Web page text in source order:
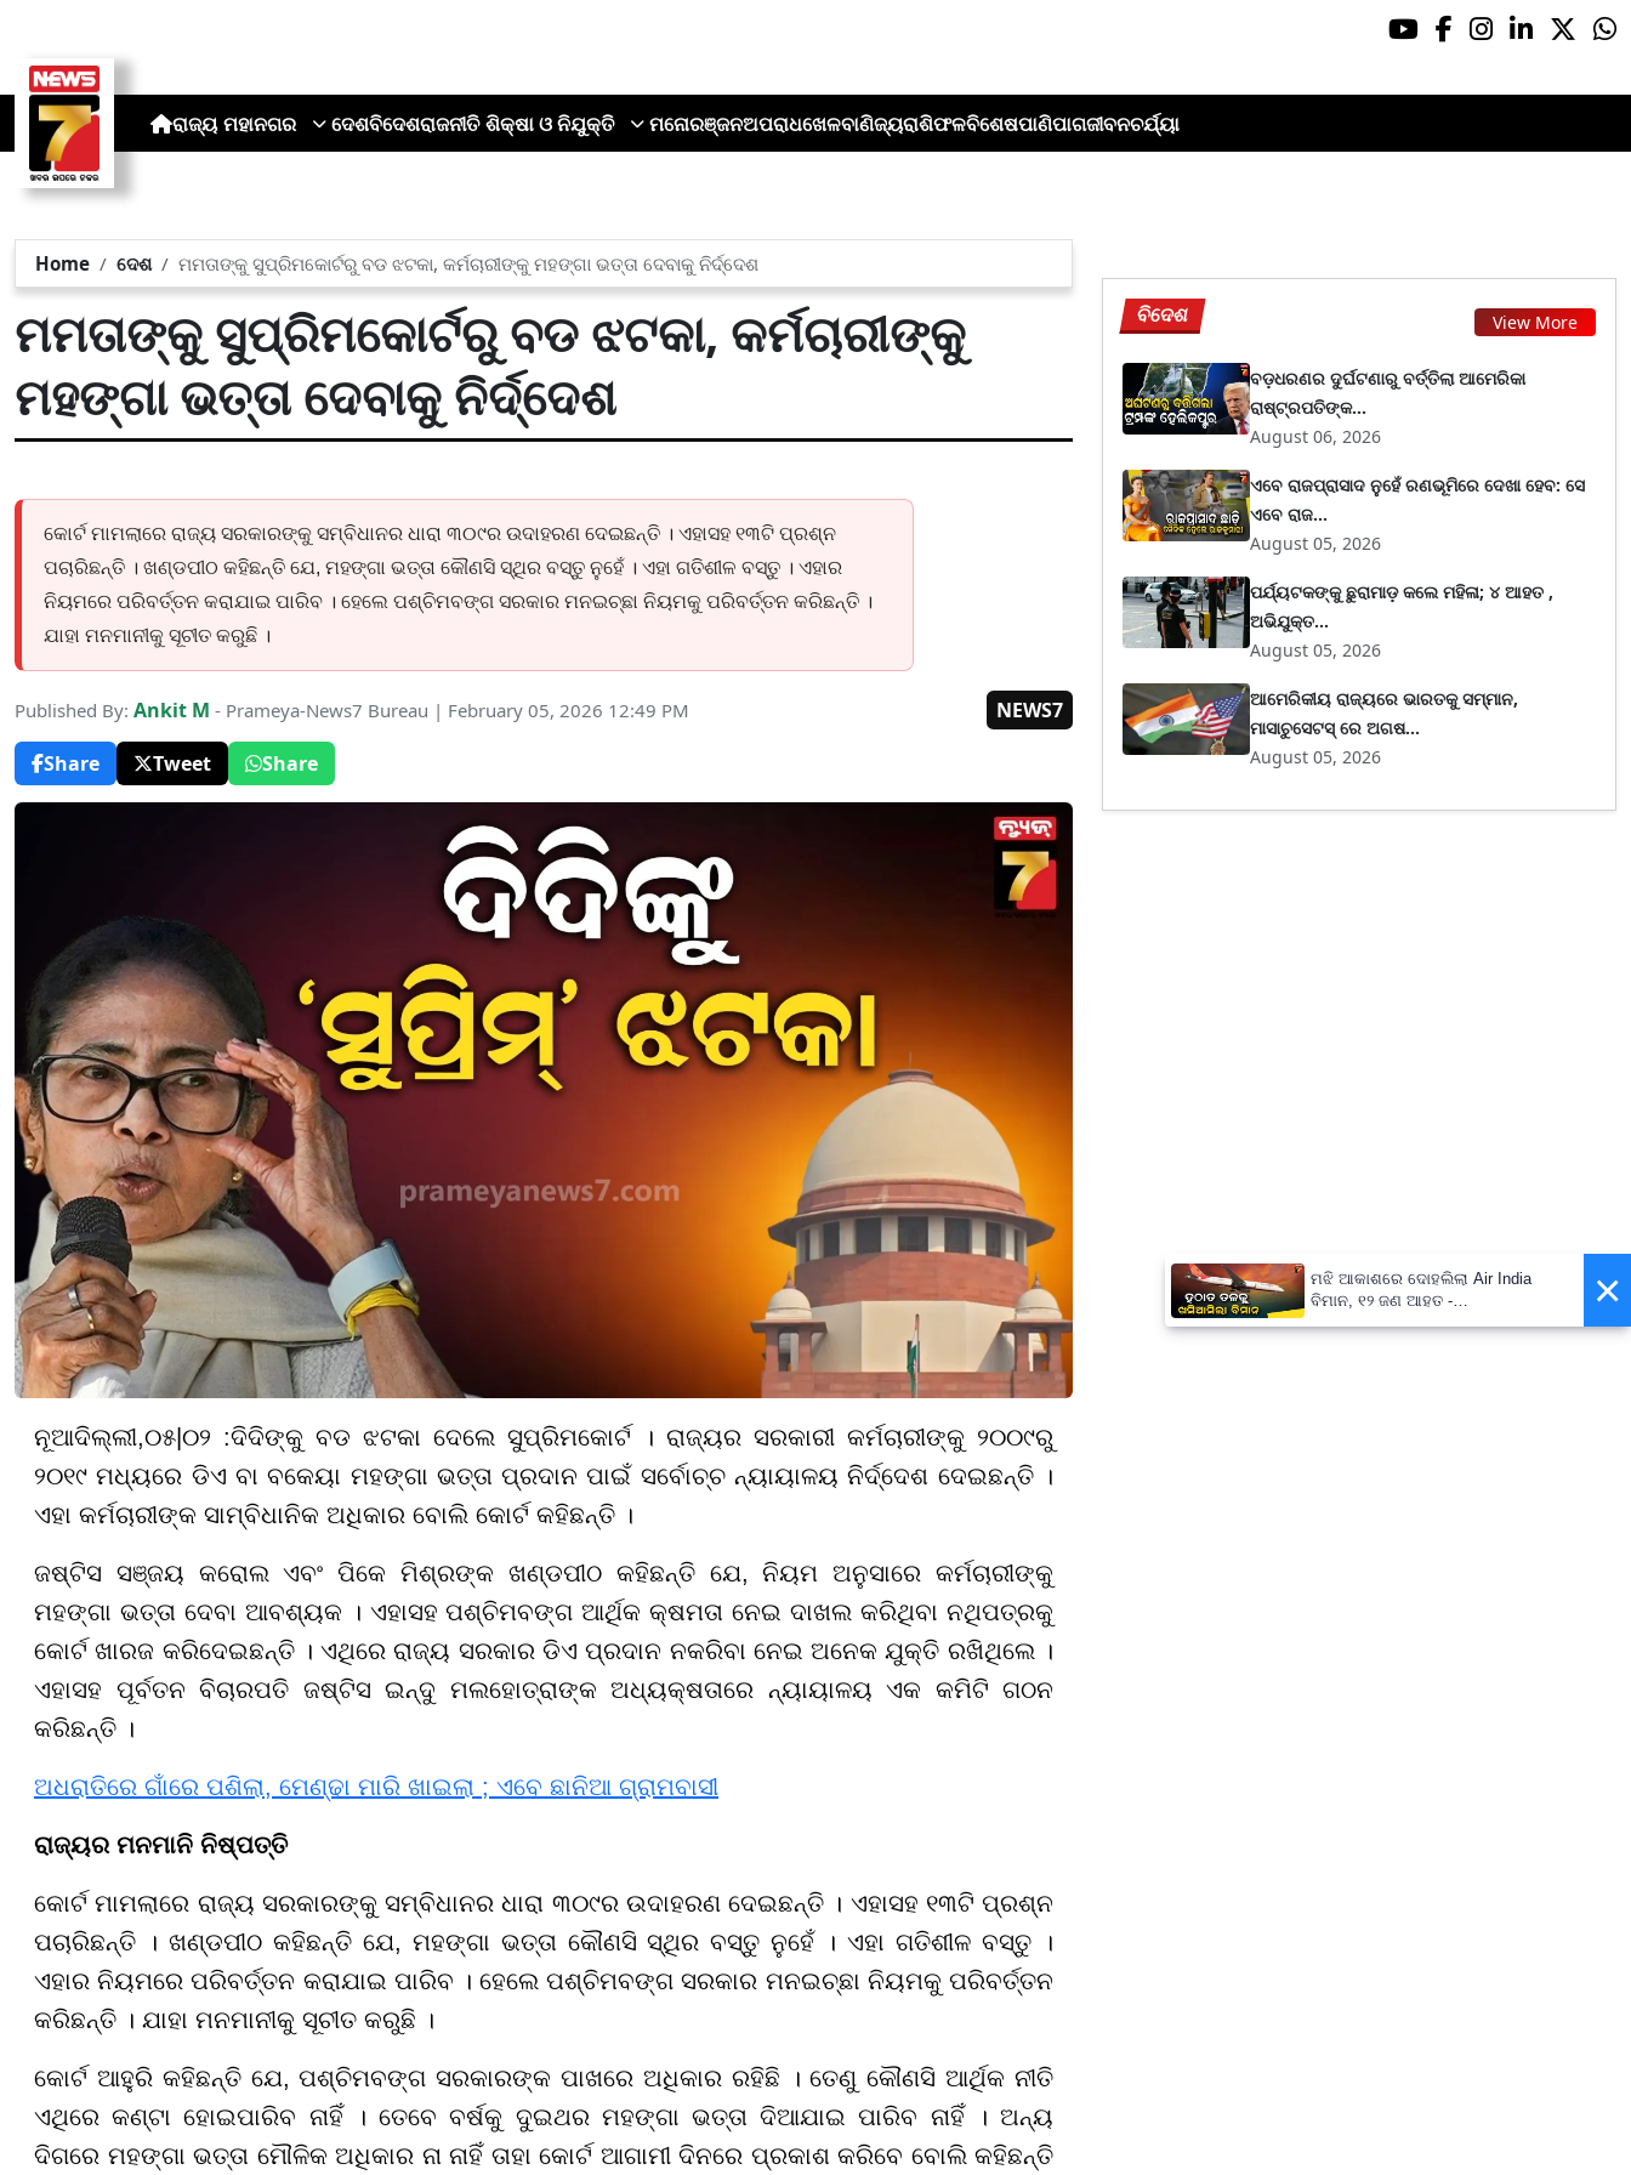
ରାଜ୍ୟ ମହାନଗର ଦେଶବିଦେଶରାଜନୀତି ଶିକ୍ଷା ଓ ନିଯୁକ୍ତି ମନୋରଞ୍ଜନଅପରାଧଖେଳବାଣିଜ୍ୟରାଶିଫଳବିଶେଷପାଣିପାଗଜୀବନଚର୍ଯ୍ୟା
Home ଦେଶ ମମତାଙ୍କୁ ସୁପ୍ରିମକୋର୍ଟରୁ ବଡ ଝଟକା, କର୍ମଚାରୀଙ୍କୁ ମହଙ୍ଗା ଭତ୍ତା ଦେବାକୁ ନିର୍ଦ୍ଦେଶ
ମମତାଙ୍କୁ ସୁପ୍ରିମକୋର୍ଟରୁ ବଡ ଝଟକା, କର୍ମଚାରୀଙ୍କୁ
ମହଙ୍ଗା ଭତ୍ତା ଦେବାକୁ ନିର୍ଦ୍ଦେଶ
କୋର୍ଟ ମାମଲାରେ ରାଜ୍ୟ ସରକାରଙ୍କୁ ସମ୍ବିଧାନର ଧାରା ୩୦୯ର ଉଦାହରଣ ଦେଇଛନ୍ତି । ଏହାସହ ୧୩ଟି ପ୍ରଶ୍ନ
ପଚାରିଛନ୍ତି । ଖଣ୍ଡପୀଠ କହିଛନ୍ତି ଯେ, ମହଙ୍ଗା ଭତ୍ତା କୌଣସି ସ୍ଥିର ବସ୍ତୁ ନୁହେଁ । ଏହା ଗତିଶୀଳ ବସ୍ତୁ । ଏହାର
ନିୟମରେ ପରିବର୍ତ୍ତନ କରାଯାଇ ପାରିବ । ହେଲେ ପଶ୍ଚିମବଙ୍ଗ ସରକାର ମନଇଚ୍ଛା ନିୟମକୁ ପରିବର୍ତ୍ତନ କରିଛନ୍ତି ।
ଯାହା ମନମାନୀକୁ ସୂଚୀତ କରୁଛି ।
Published By: Ankit M - Prameya-News7 Bureau | February 05, 2026 12:49 PM
NEWS7
Share
Tweet Share
ନୂଆଦିଲ୍ଲୀ,୦୫|୦୨ :ଦିଦିଙ୍କୁ ବଡ ଝଟକା ଦେଲେ ସୁପ୍ରିମକୋର୍ଟ । ରାଜ୍ୟର ସରକାରୀ କର୍ମଚାରୀଙ୍କୁ ୨୦୦୯ରୁ
୨୦୧୯ ମଧ୍ୟରେ ଡିଏ ବା ବକେୟା ମହଙ୍ଗା ଭତ୍ତା ପ୍ରଦାନ ପାଇଁ ସର୍ବୋଚ୍ଚ ନ୍ୟାୟାଳୟ ନିର୍ଦ୍ଦେଶ ଦେଇଛନ୍ତି ।
ଏହା କର୍ମଚାରୀଙ୍କ ସାମ୍ବିଧାନିକ ଅଧିକାର ବୋଲି କୋର୍ଟ କହିଛନ୍ତି ।
ଜଷ୍ଟିସ ସଞ୍ଜୟ କରୋଲ ଏବଂ ପିକେ ମିଶ୍ରଙ୍କ ଖଣ୍ଡପୀଠ କହିଛନ୍ତି ଯେ, ନିୟମ ଅନୁସାରେ କର୍ମଚାରୀଙ୍କୁ
ମହଙ୍ଗା ଭତ୍ତା ଦେବା ଆବଶ୍ୟକ । ଏହାସହ ପଶ୍ଚିମବଙ୍ଗ ଆର୍ଥିକ କ୍ଷମତା ନେଇ ଦାଖଲ କରିଥିବା ନଥିପତ୍ରକୁ
କୋର୍ଟ ଖାରଜ କରିଦେଇଛନ୍ତି । ଏଥିରେ ରାଜ୍ୟ ସରକାର ଡିଏ ପ୍ରଦାନ ନକରିବା ନେଇ ଅନେକ ଯୁକ୍ତି ରଖିଥିଲେ ।
ଏହାସହ ପୂର୍ବତନ ବିଚାରପତି ଜଷ୍ଟିସ ଇନ୍ଦୁ ମଲହୋତ୍ରାଙ୍କ ଅଧ୍ୟକ୍ଷତାରେ ନ୍ୟାୟାଳୟ ଏକ କମିଟି ଗଠନ
କରିଛନ୍ତି ।
ଅଧରାତିରେ ଗାଁରେ ପଶିଲା, ମେଣ୍ଢା ମାରି ଖାଇଲା ; ଏବେ ଛାନିଆ ଗ୍ରାମବାସୀ
ରାଜ୍ୟର ମନମାନି ନିଷ୍ପତ୍ତି
କୋର୍ଟ ମାମଲାରେ ରାଜ୍ୟ ସରକାରଙ୍କୁ ସମ୍ବିଧାନର ଧାରା ୩୦୯ର ଉଦାହରଣ ଦେଇଛନ୍ତି । ଏହାସହ ୧୩ଟି ପ୍ରଶ୍ନ
ପଚାରିଛନ୍ତି । ଖଣ୍ଡପୀଠ କହିଛନ୍ତି ଯେ, ମହଙ୍ଗା ଭତ୍ତା କୌଣସି ସ୍ଥିର ବସ୍ତୁ ନୁହେଁ । ଏହା ଗତିଶୀଳ ବସ୍ତୁ ।
ଏହାର ନିୟମରେ ପରିବର୍ତ୍ତନ କରାଯାଇ ପାରିବ । ହେଲେ ପଶ୍ଚିମବଙ୍ଗ ସରକାର ମନଇଚ୍ଛା ନିୟମକୁ ପରିବର୍ତ୍ତନ
କରିଛନ୍ତି । ଯାହା ମନମାନୀକୁ ସୂଚୀତ କରୁଛି ।
କୋର୍ଟ ଆହୁରି କହିଛନ୍ତି ଯେ, ପଶ୍ଚିମବଙ୍ଗ ସରକାରଙ୍କ ପାଖରେ ଅଧିକାର ରହିଛି । ତେଣୁ କୌଣସି ଆର୍ଥିକ ନୀତି
ଏଥିରେ କଣ୍ଟା ହୋଇପାରିବ ନାହିଁ । ତେବେ ବର୍ଷକୁ ଦୁଇଥର ମହଙ୍ଗା ଭତ୍ତା ଦିଆଯାଇ ପାରିବ ନାହିଁ । ଅନ୍ୟ
ଦିଗରେ ମହଙ୍ଗା ଭତ୍ତା ମୌଳିକ ଅଧିକାର ନା ନାହିଁ ତାହା କୋର୍ଟ ଆଗାମୀ ଦିନରେ ପ୍ରକାଶ କରିବେ ବୋଲି କହିଛନ୍ତି
ବିଦେଶ View More
ବଡ଼ଧରଣର ଦୁର୍ଘଟଣାରୁ ବର୍ତ୍ତିଲା ଆମେରିକା
ରାଷ୍ଟ୍ରପତିଙ୍କ...
August 06, 2026
ଏବେ ରାଜପ୍ରାସାଦ ନୁହେଁ ରଣଭୂମିରେ ଦେଖା ହେବ: ସେ
ଏବେ ରାଜ...
August 05, 2026
ପର୍ଯ୍ୟଟକଙ୍କୁ ଛୁରାମାଡ଼ କଲେ ମହିଳା; ୪ ଆହତ ,
ଅଭିଯୁକ୍ତ...
August 05, 2026
ଆମେରିକୀୟ ରାଜ୍ୟରେ ଭାରତକୁ ସମ୍ମାନ,
ମାସାଚୁସେଟସ୍ ରେ ଅଗଷ...
August 05, 2026
×
ମଝି ଆକାଶରେ ଦୋହଲିଲା Air India
ବିମାନ, ୧୨ ଜଣ ଆହତ -
PrameyaNews7